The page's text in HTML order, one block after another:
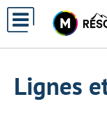
Lignes
Panneau de gestion